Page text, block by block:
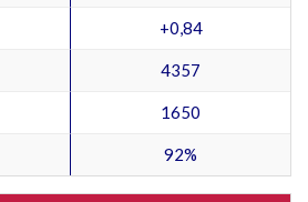
+0,84
4357
1650
92%